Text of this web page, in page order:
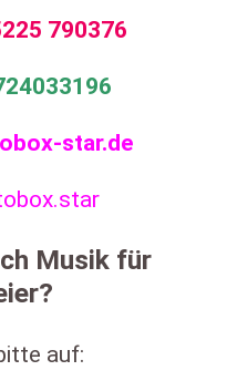
790376
star.de
Musik für
auf: